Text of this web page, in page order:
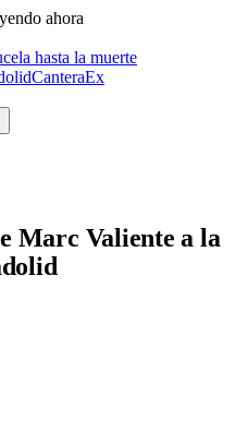
ahora
hasta la muerte
CanteraEx
Marc Valiente a la